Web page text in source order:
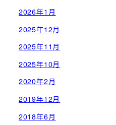
2026年1月
2025年12月
2025年11月
2025年10月
2020年2月
2019年12月
2018年6月